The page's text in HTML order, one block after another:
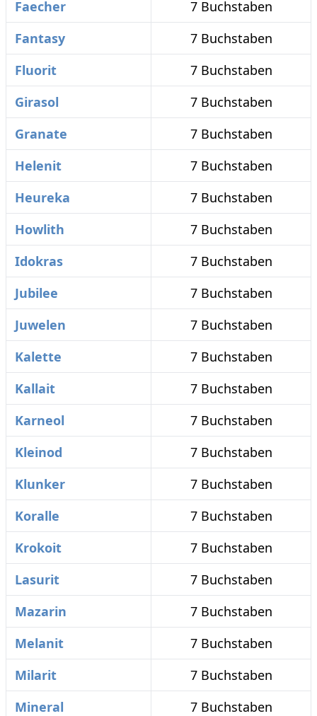
Faecher
7 Buchstaben
Fantasy
7 Buchstaben
Fluorit
7 Buchstaben
Girasol
7 Buchstaben
Granate
7 Buchstaben
Helenit
7 Buchstaben
Heureka
7 Buchstaben
Howlith
7 Buchstaben
Idokras
7 Buchstaben
Jubilee
7 Buchstaben
Juwelen
7 Buchstaben
Kalette
7 Buchstaben
Kallait
7 Buchstaben
Karneol
7 Buchstaben
Kleinod
7 Buchstaben
Klunker
7 Buchstaben
Koralle
7 Buchstaben
Krokoit
7 Buchstaben
Lasurit
7 Buchstaben
Mazarin
7 Buchstaben
Melanit
7 Buchstaben
Milarit
7 Buchstaben
Mineral
7 Buchstaben